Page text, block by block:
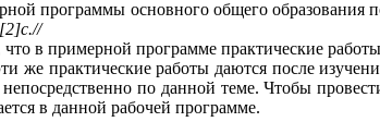
программы основного общего образования
в примерной программе практические
же практические работы даются после
по данной теме. Чтобы
в данной рабочей программе.